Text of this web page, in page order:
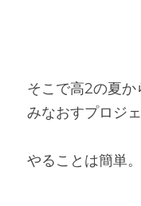
そこで高2の夏
みなおすプロジ
やることは簡単